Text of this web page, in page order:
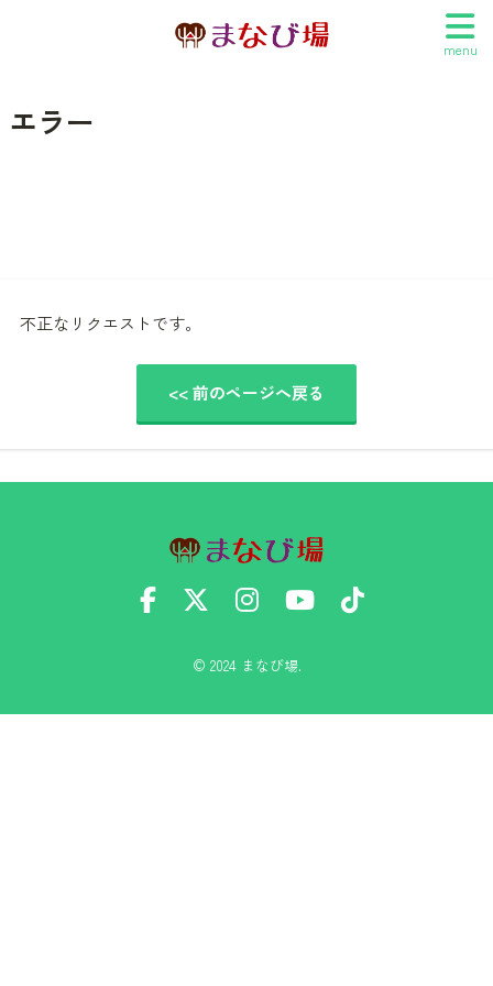
menu
エラー
不正なリクエストです。
<< 前のページへ戻る
© 2024 まなび場.